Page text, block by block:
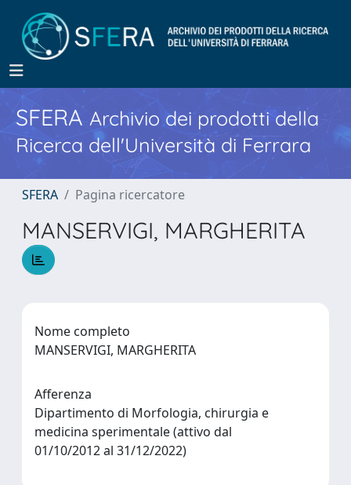
SFERA Archivio dei prodotti della
Ricerca dell'Università di Ferrara
SFERA Pagina ricercatore
MANSERVIGI, MARGHERITA
Nome completo
MANSERVIGI, MARGHERITA
Afferenza
Dipartimento di Morfologia, chirurgia e
medicina sperimentale (attivo dal
01/10/2012 al 31/12/2022)